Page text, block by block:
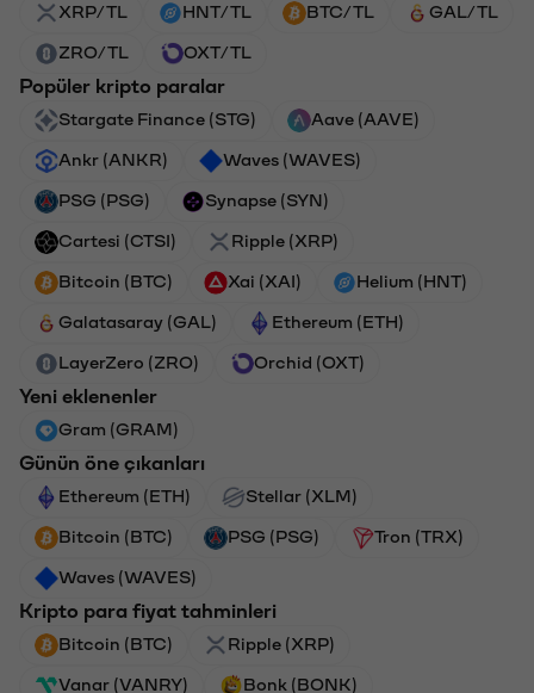
XRP/TL HNT/TL BTC/TL GAL/TL
ZRO/TL OXT/TL
Popüler kripto paralar
Stargate Finance (STG) Aave (AAVE)
Ankr (ANKR) Waves (WAVES)
PSG (PSG) Synapse (SYN)
Cartesi (CTSI) Ripple (XRP)
Bitcoin (BTC) Xai (XAI) Helium (HNT)
Galatasaray (GAL) Ethereum (ETH)
LayerZero (ZRO) Orchid (OXT)
Yeni eklenenler
Gram (GRAM)
Günün öne çıkanları
Ethereum (ETH) Stellar (XLM)
Bitcoin (BTC) PSG (PSG) Tron (TRX)
Waves (WAVES)
Kripto para fiyat tahminleri
Bitcoin (BTC) Ripple (XRP)
Vanar (VANRY) Bonk (BONK)